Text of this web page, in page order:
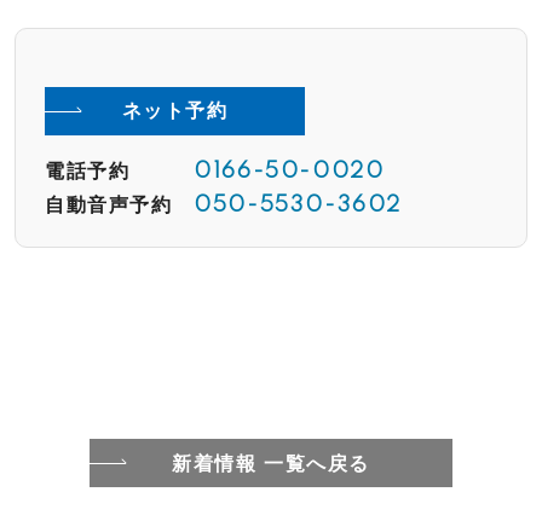
ネット予約
電話予約 0166-50-0020
自動音声予約 050-5530-3602
新着情報 一覧へ戻る